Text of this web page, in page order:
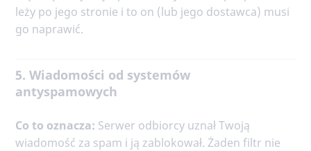
leży po jego stronie i to on (lub jego dostawca) musi
go naprawić.
5. Wiadomości od systemów
antyspamowych
Co to oznacza: Serwer odbiorcy uznał Twoją
wiadomość za spam i ją zablokował. Żaden filtr nie